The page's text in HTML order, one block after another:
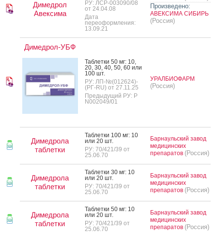
Димедрол
Авексима
РУ: ЛСР-003090/08
от 24.04.08
Дата
переоформления:
13.09.21
Произведено:
АВЕКСИМА СИБИРЬ
(Россия)
Димедрол-УБФ
Таб­летки 50 мг: 10,
20, 30, 40, 50, 60 или
100 шт.
РУ: ЛП-№(012624)-
(РГ-RU) от 27.11.25
Предыдущий РУ: Р
N002049/01
УРАЛБИОФАРМ
(Россия)
Димедрола
таблетки
Таб­летки 100 мг: 10
или 20 шт.
РУ: 70/421/39 от
25.06.70
Барнаульский завод
медицинских
препаратов (Россия)
Димедрола
таблетки
Таб­летки 30 мг: 10
или 20 шт.
РУ: 70/421/39 от
25.06.70
Барнаульский завод
медицинских
препаратов (Россия)
Димедрола
таблетки
Таб­летки 50 мг: 10
или 20 шт.
РУ: 70/421/39 от
25.06.70
Барнаульский завод
медицинских
препаратов (Россия)